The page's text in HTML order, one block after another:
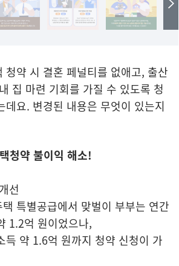
청약 시 결혼 페널티를 없애고, 출산
집 마련 기회를 가질 수 있도록 청
데요. 변경된 내용은 무엇이 있는지
청약 불이익 해소!
선
특별공급에서 맞벌이 부부는 연간
1.2억 원이었으나,
득 약 1.6억 원까지 청약 신청이 가